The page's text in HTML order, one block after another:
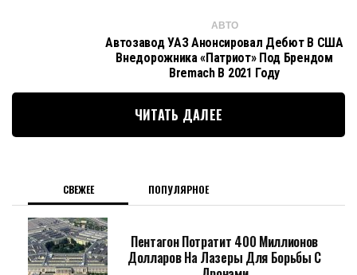
АВТО
Автозавод УАЗ Анонсировал Дебют В США
Внедорожника «Патриот» Под Брендом
Bremach В 2021 Году
ЧИТАТЬ ДАЛЕЕ
СВЕЖЕЕ ПОПУЛЯРНОЕ
Пентагон Потратит 400 Миллионов
Долларов На Лазеры Для Борьбы С